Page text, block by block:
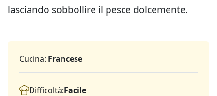
lasciando sobbollire il pesce dolcemente.
Cucina: Francese
Difficoltà:Facile